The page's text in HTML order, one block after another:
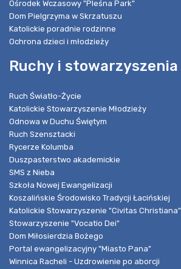
Ośrodek Wczasowy "Pleśna Park"
Dom Pielgrzyma w Skrzatuszu
Katolickie poradnie rodzinne
Ochrona dzieci i młodzieży
Ruchy i stowarzyszenia
Ruch Światło-Życie
Katolickie Stowarzyszenie Młodzieży
Odnowa w Duchu Świętym
Ruch Szensztacki
Rycerze Kolumba
Duszpasterstwo akademickie
SMS z Nieba
Szkoła Nowej Ewangelizacji
Koszalińskie Środowisko Tradycji Łacińskiej
Katolickie Stowarzyszenie "Civitas Christiana"
Stowarzyszenie "Vocatio Dei"
Dom Miłosierdzia Bożego
Portal ewangelizacyjny "Miasto Pana"
Winnica Racheli - Uzdrowienie po aborcji